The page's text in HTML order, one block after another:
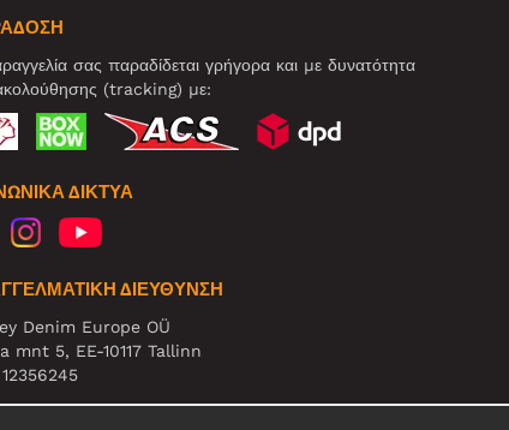
σας παραδίδεται γρήγορα και με δυνατότητα
(tracking) με:
ΔΊΚΤΥΑ
ΔΙΕΥΘΥΝΣΗ
Denim Europe OÜ
mnt 5, EE-10117 Tallinn
12356245
Μη στέλνετε επιστρεφόμενα προϊόντα σε αυτήν